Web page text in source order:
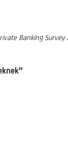
Banking Survey